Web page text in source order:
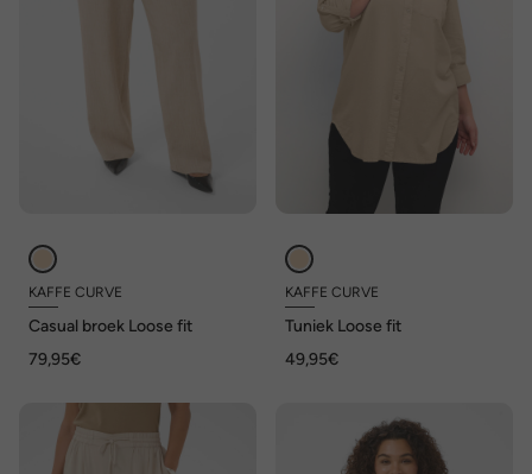
KAFFE CURVE
Casual broek Loose fit
79,95€
KAFFE CURVE
Tuniek Loose fit
49,95€